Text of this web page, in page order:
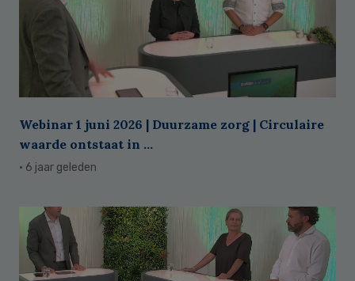
Webinar 1 juni 2026 | Duurzame zorg | Circulaire
waarde ontstaat in ...
· 6 jaar geleden